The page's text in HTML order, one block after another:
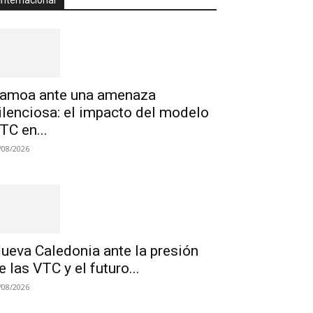
ante una amenaza
el impacto del modelo
en...
2026
Caledonia ante la presión
las VTC y el futuro...
2026